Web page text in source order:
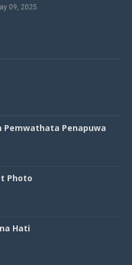
09, 2025
Pemwathata Penapuwa
Photo
Hati